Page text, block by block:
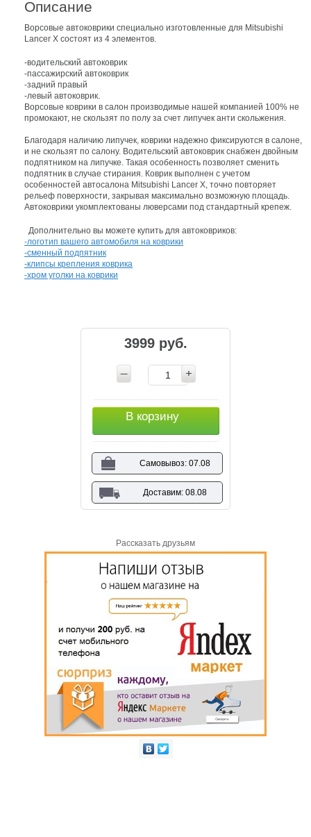
Описание
Ворсовые автоковрики специально изготовленные для Mitsubishi
Lancer X состоят из 4 элементов.
-водительский автоковрик
-пассажирский автоковрик
-задний правый
-левый автоковрик.
Ворсовые коврики в салон производимые нашей компанией 100% не
промокают, не скользят по полу за счет липучек анти скольжения.
Благодаря наличию липучек, коврики надежно фиксируются в салоне,
и не скользят по салону. Водительский автоковрик снабжен двойным
подпятником на липучке. Такая особенность позволяет сменить
подпятник в случае стирания. Коврик выполнен с учетом
особенностей автосалона Mitsubishi Lancer X, точно повторяет
рельеф поверхности, закрывая максимально возможную площадь.
Автоковрики укомплектованы люверсами под стандартный крепеж.
Дополнительно вы можете купить для автоковриков:
-логотип вашего автомобиля на коврики
-сменный подпятник
-клипсы крепления коврика
-хром уголки на коврики
3999 руб.
В корзину
Самовывоз: 07.08
Доставим: 08.08
Рассказать друзьям